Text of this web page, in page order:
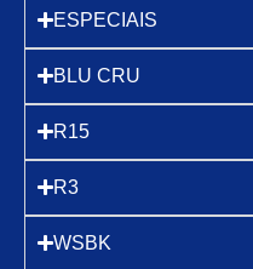
ESPECIAIS
BLU CRU
R15
R3
WSBK